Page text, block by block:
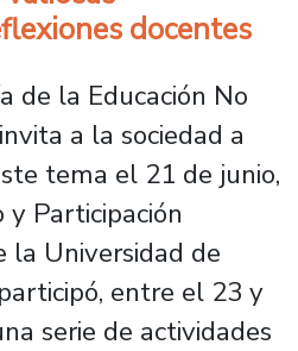
docentes
de la Educación No
a la sociedad a
tema el 21 de junio,
y Participación
la Universidad de
entre el 23 y
serie de actividades